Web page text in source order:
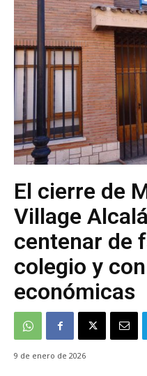
El cierre de
Village
centenar de
colegio y
económicas
9 de enero de 2026